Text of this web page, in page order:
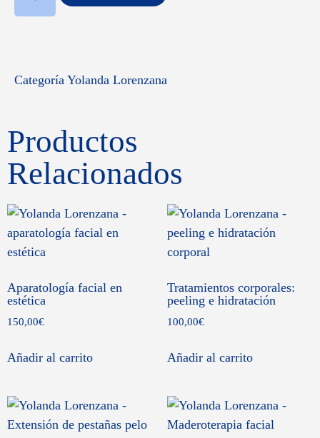
Categoría Yolanda Lorenzana
Productos
Relacionados
Aparatología facial en
estética
150,00€
Añadir al carrito
Tratamientos corporales:
peeling e hidratación
100,00€
Añadir al carrito